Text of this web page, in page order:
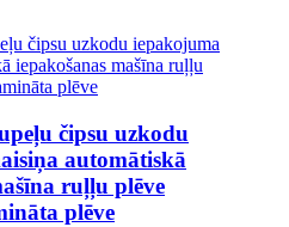
čipsu uzkodu
automātiskā
ruļļu plēve
plēve